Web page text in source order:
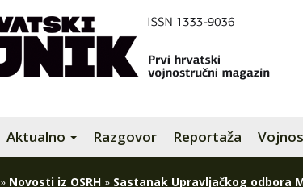
Aktualno Razgovor Reportaža
» Novosti iz OSRH » Sastanak Upravljačkog odbora